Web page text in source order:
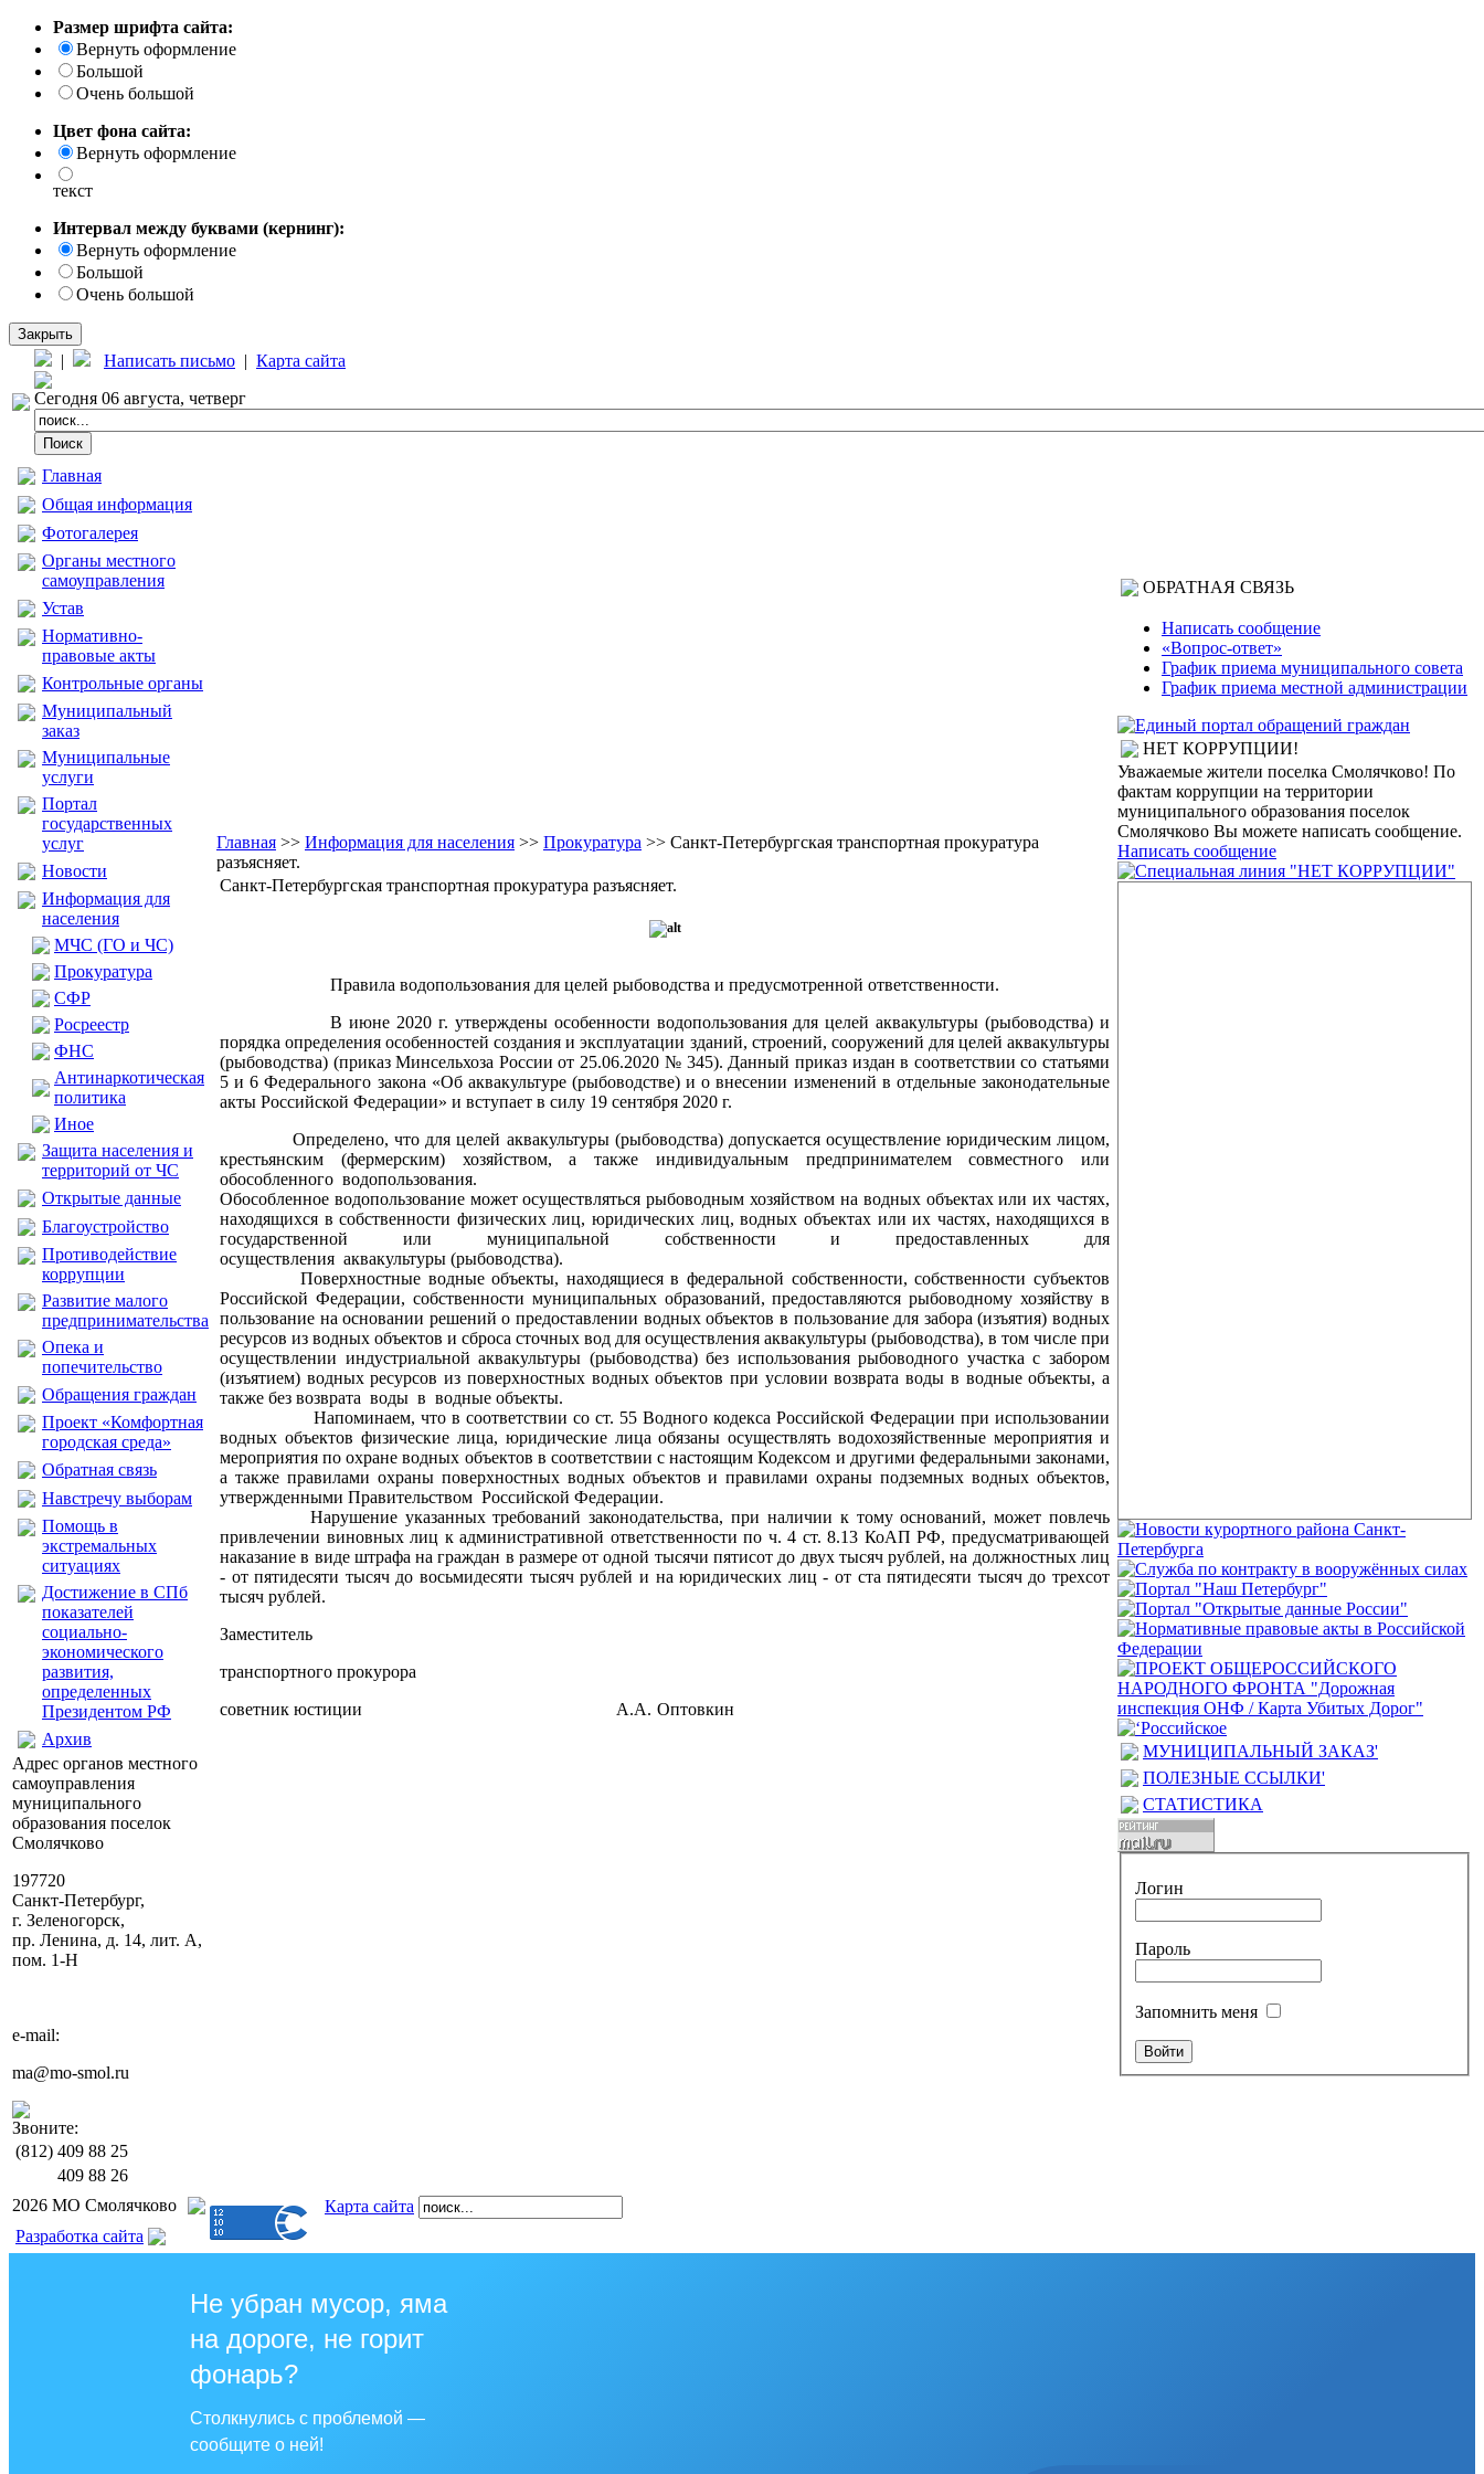
Размер шрифта сайта:
Вернуть оформление
Большой
Очень большой
Цвет фона сайта:
Вернуть оформление
текст
Интервал между буквами (кернинг):
Вернуть оформление
Большой
Очень большой
Закрыть
| Написать письмо | Карта сайта
Сегодня 06 августа, четверг
Главная
Общая информация
Фотогалерея
Органы местного
самоуправления
Устав
Нормативно-
правовые акты
Контрольные органы
Муниципальный
заказ
Муниципальные
услуги
Портал
государственных
услуг
Новости
Информация для
населения
МЧС (ГО и ЧС)
Прокуратура
CФР
Росреестр
ФНС
Антинаркотическая
политика
Иное
Защита населения и
территорий от ЧС
Открытые данные
Благоустройство
Противодействие
коррупции
Развитие малого
предпринимательства
Опека и
попечительство
Обращения граждан
Проект «Комфортная
городская среда»
Обратная связь
Навстречу выборам
Помощь в
экстремальных
ситуациях
Достижение в СПб
показателей
социально-
экономического
развития,
определенных
Президентом РФ
Архив
Адрес органов местного
самоуправления
муниципального
образования поселок
Смолячково
197720
Санкт-Петербург,
г. Зеленогорск,
пр. Ленина, д. 14, лит. А,
пом. 1-Н
e-mail:
ma@mo-smol.ru
Звоните:
(812) 409 88 25
409 88 26
Главная >> Информация для населения >> Прокуратура >> Санкт-Петербургская транспортная прокуратура
разъясняет.
Санкт-Петербургская транспортная прокуратура разъясняет.
Правила водопользования для целей рыбоводства и предусмотренной ответственности.
В июне 2020 г. утверждены особенности водопользования для целей аквакультуры (рыбоводства) и
порядка определения особенностей создания и эксплуатации зданий, строений, сооружений для целей аквакультуры
(рыбоводства) (приказ Минсельхоза России от 25.06.2020 № 345). Данный приказ издан в соответствии со статьями
5 и 6 Федерального закона «Об аквакультуре (рыбоводстве) и о внесении изменений в отдельные законодательные
акты Российской Федерации» и вступает в силу 19 сентября 2020 г.
Определено, что для целей аквакультуры (рыбоводства) допускается осуществление юридическим лицом,
крестьянским (фермерским) хозяйством, а также индивидуальным предпринимателем совместного или
обособленного водопользования.
Обособленное водопользование может осуществляться рыбоводным хозяйством на водных объектах или их частях,
находящихся в собственности физических лиц, юридических лиц, водных объектах или их частях, находящихся в
государственной или муниципальной собственности и предоставленных для
осуществления аквакультуры (рыбоводства).
Поверхностные водные объекты, находящиеся в федеральной собственности, собственности субъектов
Российской Федерации, собственности муниципальных образований, предоставляются рыбоводному хозяйству в
пользование на основании решений о предоставлении водных объектов в пользование для забора (изъятия) водных
ресурсов из водных объектов и сброса сточных вод для осуществления аквакультуры (рыбоводства), в том числе при
осуществлении индустриальной аквакультуры (рыбоводства) без использования рыбоводного участка с забором
(изъятием) водных ресурсов из поверхностных водных объектов при условии возврата воды в водные объекты, а
также без возврата воды в водные объекты.
Напоминаем, что в соответствии со ст. 55 Водного кодекса Российской Федерации при использовании
водных объектов физические лица, юридические лица обязаны осуществлять водохозяйственные мероприятия и
мероприятия по охране водных объектов в соответствии с настоящим Кодексом и другими федеральными законами,
а также правилами охраны поверхностных водных объектов и правилами охраны подземных водных объектов,
утвержденными Правительством Российской Федерации.
Нарушение указанных требований законодательства, при наличии к тому оснований, может повлечь
привлечении виновных лиц к административной ответственности по ч. 4 ст. 8.13 КоАП РФ, предусматривающей
наказание в виде штрафа на граждан в размере от одной тысячи пятисот до двух тысяч рублей, на должностных лиц
- от пятидесяти тысяч до восьмидесяти тысяч рублей и на юридических лиц - от ста пятидесяти тысяч до трехсот
тысяч рублей.
Заместитель
транспортного прокурора
советник юстиции А.А. Оптовкин
ОБРАТНАЯ СВЯЗЬ
Написать сообщение
«Вопрос-ответ»
График приема муниципального совета
График приема местной администрации
НЕТ КОРРУПЦИИ!
Уважаемые жители поселка Смолячково! По
фактам коррупции на территории
муниципального образования поселок
Смолячково Вы можете написать сообщение.
Написать сообщение
МУНИЦИПАЛЬНЫЙ ЗАКАЗ'
ПОЛЕЗНЫЕ ССЫЛКИ'
СТАТИСТИКА
Логин
Пароль
Запомнить меня
2026 МО Смолячково
Карта сайта
Разработка сайта
Не убран мусор, яма
на дороге, не горит
фонарь?
Столкнулись с проблемой —
сообщите о ней!